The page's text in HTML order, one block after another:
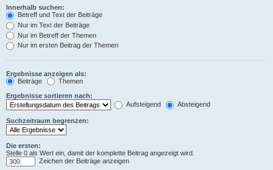
Innerhalb suchen:
Betreff und Text der Beiträge
Nur im Text der Beiträge
Nur im Betreff der Themen
Nur im ersten Beitrag der Themen
Ergebnisse anzeigen als:
Beiträge
Themen
Ergebnisse sortieren nach:
Aufsteigend
Absteigend
Suchzeitraum begrenzen:
Die ersten:
Stelle 0 als Wert ein, damit der komplette Beitrag angezeigt wird.
Zeichen der Beiträge anzeigen